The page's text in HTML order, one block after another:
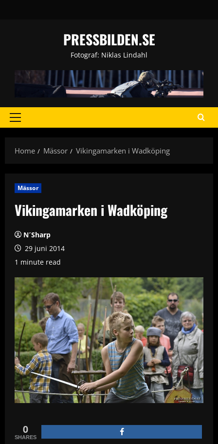
PRESSBILDEN.SE
Fotograf: Niklas Lindahl
Primary
Home
Mässor Vikingamarken i Wadköping
Mässor
Vikingamarken i Wadköping
N´Sharp
29 juni 2014
1 minute read
0
SHARES